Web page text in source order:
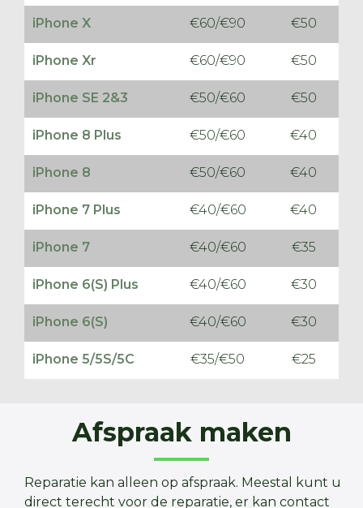
iPhone X €60/€90 €50
iPhone Xr €60/€90 €50
iPhone SE 2&3 €50/€60 €50
iPhone 8 Plus €50/€60 €40
iPhone 8 €50/€60 €40
iPhone 7 Plus €40/€60 €40
iPhone 7 €40/€60 €35
iPhone 6(S) Plus €40/€60 €30
iPhone 6(S) €40/€60 €30
iPhone 5/5S/5C €35/€50 €25
Afspraak maken
Reparatie kan alleen op afspraak. Meestal kunt u
direct terecht voor de reparatie, er kan contact